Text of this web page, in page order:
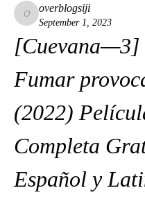
overblogsiji
overblogsiji
September 1, 2023
[Cuevana—3]
Fumar
(2022)
Completa
Español y